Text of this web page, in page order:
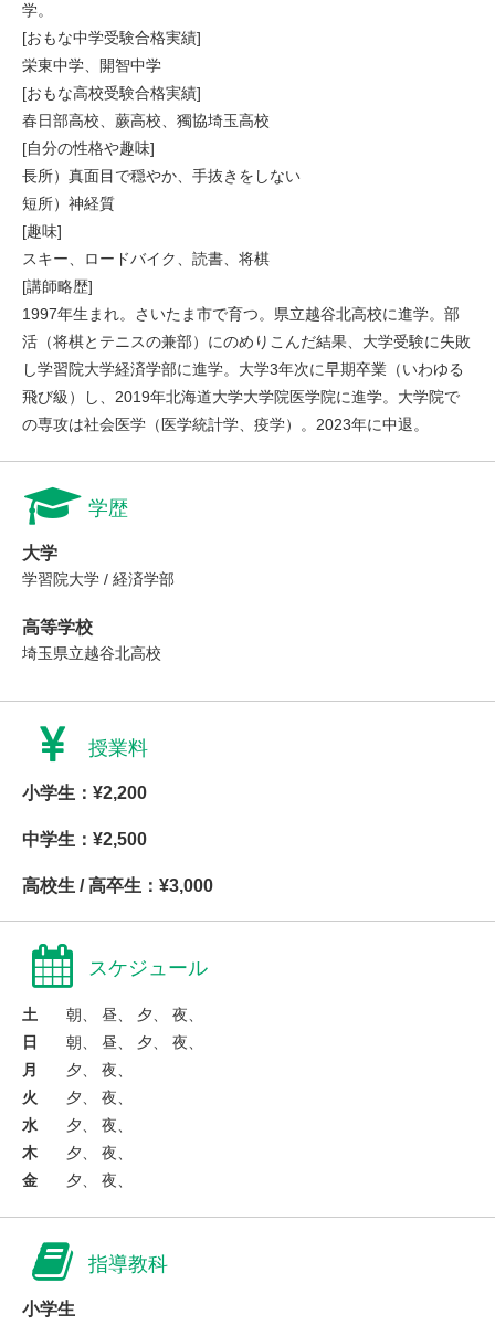
学。
[おもな中学受験合格実績]
栄東中学、開智中学
[おもな高校受験合格実績]
春日部高校、蕨高校、獨協埼玉高校
[自分の性格や趣味]
長所）真面目で穏やか、手抜きをしない
短所）神経質
[趣味]
スキー、ロードバイク、読書、将棋
[講師略歴]
1997年生まれ。さいたま市で育つ。県立越谷北高校に進学。部
活（将棋とテニスの兼部）にのめりこんだ結果、大学受験に失敗
し学習院大学経済学部に進学。大学3年次に早期卒業（いわゆる
飛び級）し、2019年北海道大学大学院医学院に進学。大学院で
の専攻は社会医学（医学統計学、疫学）。2023年に中退。
学歴
大学
学習院大学 / 経済学部
高等学校
埼玉県立越谷北高校
授業料
小学生：¥2,200
中学生：¥2,500
高校生 / 高卒生：¥3,000
スケジュール
土
朝、 昼、 夕、 夜、
日
朝、 昼、 夕、 夜、
月
夕、 夜、
火
夕、 夜、
水
夕、 夜、
木
夕、 夜、
金
夕、 夜、
指導教科
小学生